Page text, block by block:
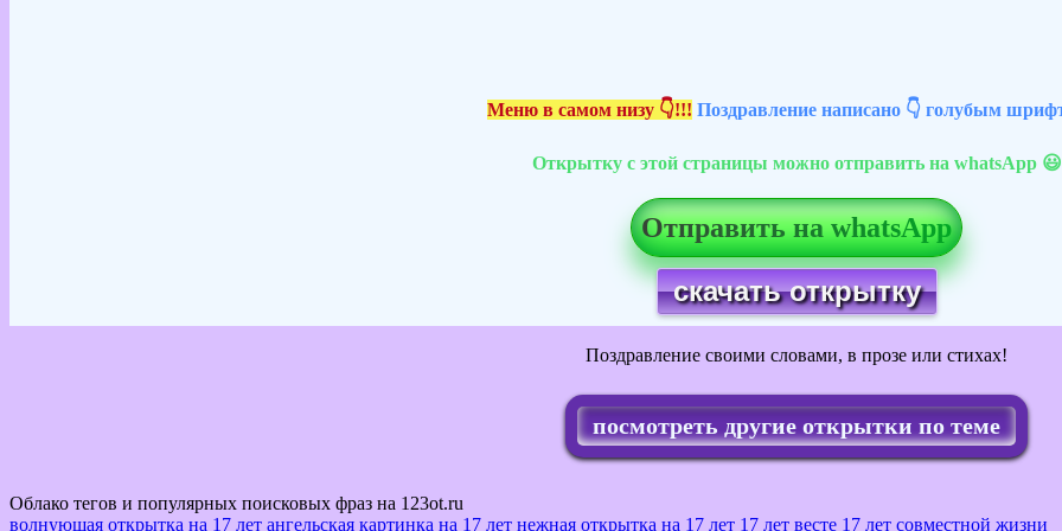
Меню в самом низу 👇!!! Поздравление написано 👇 голубым
Открытку с этой страницы можно отправить на whatsApp 😃
Отправить на whatsApp
скачать открытку
Поздравление своими словами, в прозе или стихах!
посмотреть другие открытки по теме
Облако тегов и популярных поисковых фраз на 123ot.ru
волнующая открытка на 17 лет ангельская картинка на 17 лет нежная открытка на 17 лет 17 лет весте 17 лет совместной жизни